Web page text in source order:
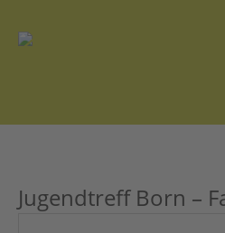
Jugendtreff Born –